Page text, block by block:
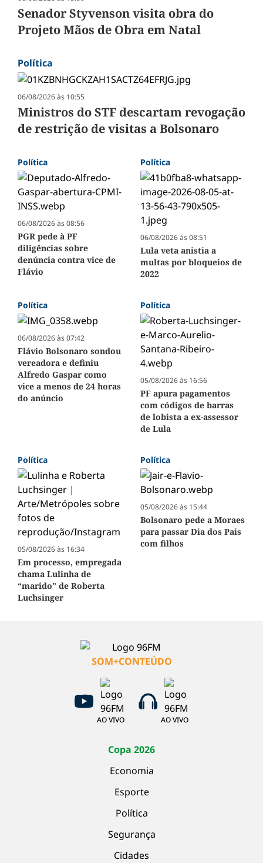
Senador Styvenson visita obra do
Projeto Mãos de Obra em Natal
Política
06/08/2026 às 10:55
Ministros do STF descartam revogação
de restrição de visitas a Bolsonaro
Política
06/08/2026 às 08:56
PGR pede à PF
diligências sobre
denúncia contra vice de
Flávio
Política
06/08/2026 às 08:51
Lula veta anistia a
multas por bloqueios de
2022
Política
06/08/2026 às 07:42
Flávio Bolsonaro sondou
vereadora e definiu
Alfredo Gaspar como
vice a menos de 24 horas
do anúncio
Política
05/08/2026 às 16:56
PF apura pagamentos
com códigos de barras
de lobista a ex-assessor
de Lula
Política
05/08/2026 às 16:34
Em processo, empregada
chama Lulinha de
“marido” de Roberta
Luchsinger
Política
05/08/2026 às 15:44
Bolsonaro pede a Moraes
para passar Dia dos Pais
com filhos
SOM+CONTEÚDO
AO VIVO AO VIVO
Copa 2026
Economia
Esporte
Política
Segurança
Cidades